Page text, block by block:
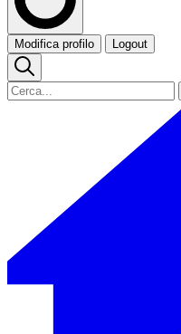
Modifica profilo Logout